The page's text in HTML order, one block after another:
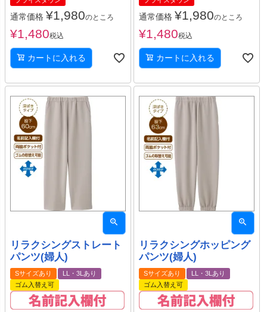
通常価格 ¥1,980のところ
¥1,480税込
カートに入れる
通常価格 ¥1,980のところ
¥1,480税込
カートに入れる
リラクシングストレート
パンツ(婦人)
Sサイズあり
LL・3Lあり
ゴム入替え可
リラクシングホッピング
パンツ(婦人)
Sサイズあり
LL・3Lあり
ゴム入替え可